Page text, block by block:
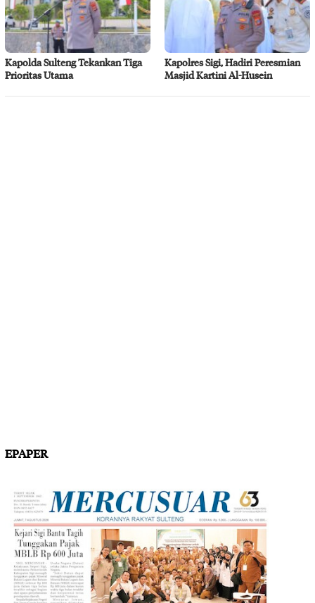
Kapolda Sulteng Tekankan Tiga
Prioritas Utama
Kapolres Sigi, Hadiri Peresmian
Masjid Kartini Al-Husein
EPAPER